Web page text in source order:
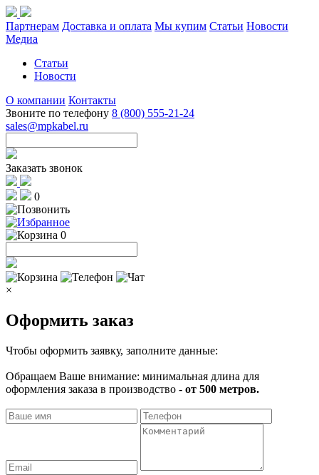
Партнерам Доставка и оплата Мы купим Статьи Новости
Медиа
Статьи
Новости
О компании Контакты
Звоните по телефону 8 (800) 555-21-24
sales@mpkabel.ru
Заказать звонок
0
0
×
Оформить заказ
Чтобы оформить заявку, заполните данные:
Обращаем Ваше внимание: минимальная длина для
оформления заказа в производство - от 500 метров.